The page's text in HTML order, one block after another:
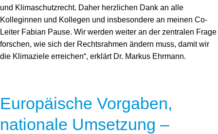
und Klimaschutzrecht. Daher herzlichen Dank an alle
Kolleginnen und Kollegen und insbesondere an meinen Co-
Leiter Fabian Pause. Wir werden weiter an der zentralen Frage
forschen, wie sich der Rechtsrahmen ändern muss, damit wir
die Klimaziele erreichen“, erklärt Dr. Markus Ehrmann.
Europäische Vorgaben,
nationale Umsetzung –